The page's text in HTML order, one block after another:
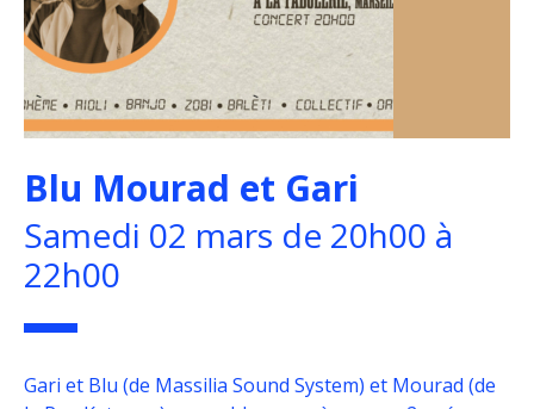
Blu Mourad et Gari
Samedi 02 mars de 20h00 à
22h00
Gari et Blu (de Massilia Sound System) et Mourad (de